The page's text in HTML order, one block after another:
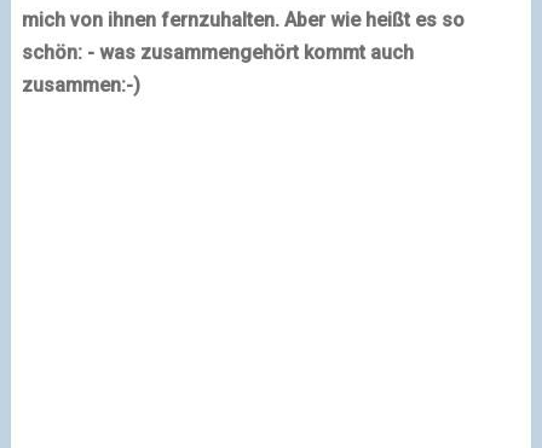
mich von ihnen fernzuhalten. Aber wie heißt es so
schön: - was zusammengehört kommt auch
zusammen:-)